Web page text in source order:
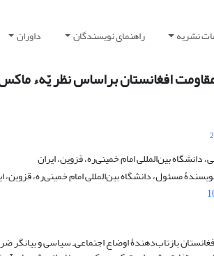
نشریه راهنمای نویسندگان داوران
افغانستان براساس نظر یّهء
2
بین‌المللی امام خمینی‌ره، قزوین، ایران
مسئول، دانشگاه بین‌المللی امام خمینی‌ره، قزوین،
بازتاب‌دهندۀ اوضاع اجتماعی‌ـ‌ سیاسی و